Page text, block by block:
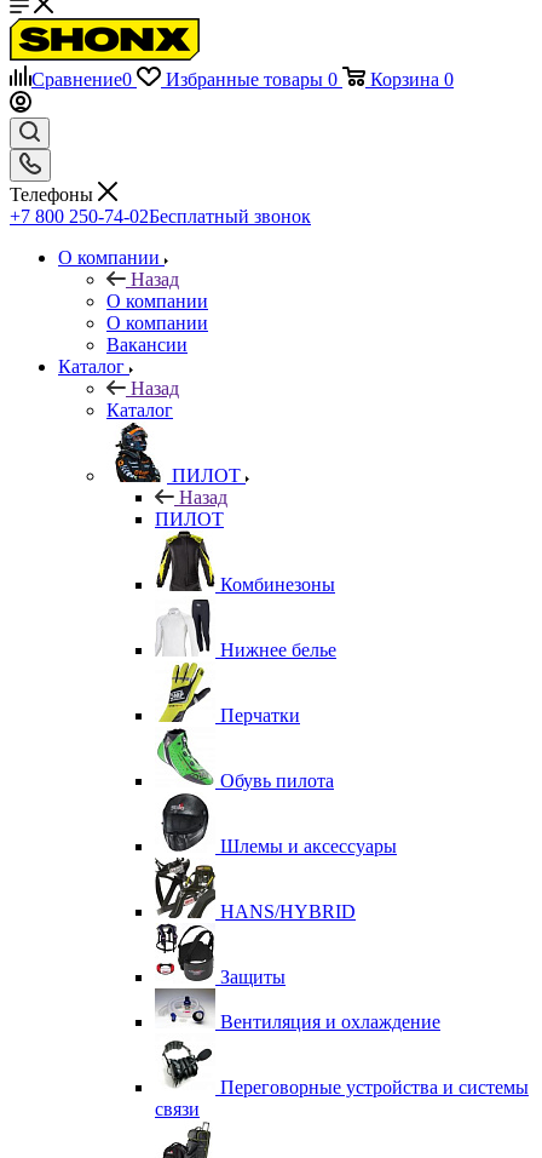
Сравнение0 Избранные товары 0 Корзина 0
Телефоны
+7 800 250-74-02Бесплатный звонок
О компании
Назад
О компании
О компании
Вакансии
Каталог
Назад
Каталог
ПИЛОТ
Назад
ПИЛОТ
Комбинезоны
Нижнее белье
Перчатки
Обувь пилота
Шлемы и аксессуары
HANS/HYBRID
Защиты
Вентиляция и охлаждение
Переговорные устройства и системы
связи